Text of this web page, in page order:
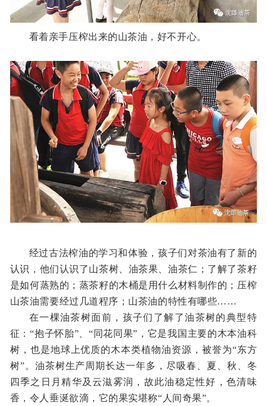
看着亲手压榨出来的山茶油，好不开心。
经过古法榨油的学习和体验，孩子们对茶油有了新的
认识，他们认识了山茶树、油茶果、油茶仁；了解了茶籽
是如何蒸熟的；蒸茶籽的木桶是用什么材料制作的；压榨
山茶油需要经过几道程序；山茶油的特性有哪些……
在一棵油茶树面前，孩子们了解了油茶树的典型特
征：“抱子怀胎”、“同花同果”，它是我国主要的木本油科
树，也是地球上优质的木本类植物油资源，被誉为“东方
树”。油茶树生产周期长达一年多，尽吸春、夏、秋、冬
四季之日月精华及云滋雾润，故此油稳定性好，色清味
香，令人垂涎欲滴，它的果实堪称“人间奇果”。